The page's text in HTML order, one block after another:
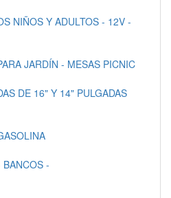
NIÑOS Y ADULTOS - 12V -
JARDÍN - MESAS PICNIC
DE 16" Y 14" PULGADAS
-